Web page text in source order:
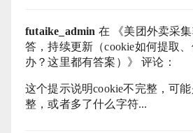
futaike_admin 在 《美团外卖采
答，持续更新（cookie如何提取
办？这里都有答案） 》 评论：
这个提示说明cookie不完整，可
整，或者多了什么字符...